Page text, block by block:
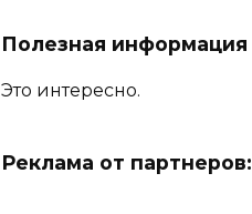
Полезная информация
Это интересно.
Реклама от партнеров: